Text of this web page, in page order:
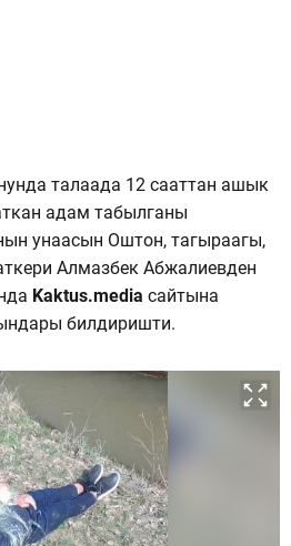
талаада 12 сааттан ашык
адам табылганы
унаасын Оштон, тагыраагы,
Алмазбек Абжалиевден
Kaktus.media сайтына
билдиришти.